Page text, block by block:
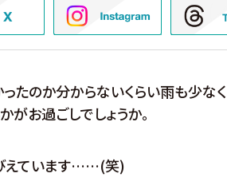
たのか分からないくらい雨も少なく
がお過ごしでしょうか。
えています……(笑)